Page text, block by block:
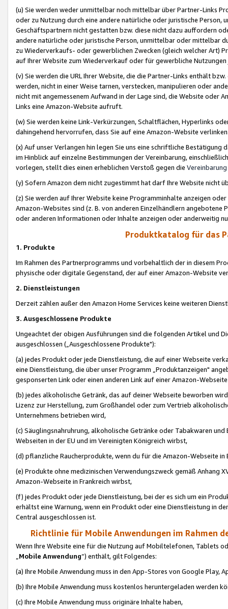
(u) Sie werden weder unmittelbar noch mittelbar über Partner-Links
oder zu Nutzung durch eine andere natürliche oder juristische
Geschäftspartnern nicht gestatten bzw. diese nicht dazu auffordern
andere natürliche oder juristische Person, unmittelbar oder mittelbar
zu Wiederverkaufs- oder gewerblichen Zwecken (gleich welcher Art)
auf Ihrer Website zum Wiederverkauf oder für gewerbliche
(v) Sie werden die URL Ihrer Website, die die Partner-Links enthält
werden, nicht in einer Weise tarnen, verstecken, manipulieren oder
nicht mit angemessenem Aufwand in der Lage sind, die Website oder
Links eine Amazon-Website aufruft.
(w) Sie werden keine Link-Verkürzungen, Schaltflächen, Hyperlinks
dahingehend hervorrufen, dass Sie auf eine Amazon-Website
(x) Auf unser Verlangen hin legen Sie uns eine schriftliche
im Hinblick auf einzelne Bestimmungen der Vereinbarung,
vorlegen, stellt dies einen erheblichen Verstoß gegen die Vereinbarung
(y) Sofern Amazon dem nicht zugestimmt hat darf Ihre Website nicht
(z) Sie werden auf Ihrer Website keine Programminhalte anzeigen
Amazon-Websites sind (z. B. von anderen Einzelhändlern
oder anderen Informationen oder Inhalte anzeigen oder anderweitig
Produktkatalog für das
1. Produkte
Im Rahmen des Partnerprogramms und vorbehaltlich der in diesem
physische oder digitale Gegenstand, der auf einer Amazon-Website
2. Dienstleistungen
Derzeit zählen außer den Amazon Home Services keine weiteren
3. Ausgeschlossene Produkte
Ungeachtet der obigen Ausführungen sind die folgenden Artikel und
ausgeschlossen („Ausgeschlossene Produkte"):
(a) jedes Produkt oder jede Dienstleistung, die auf einer Webseite
eine Dienstleistung, die über unser Programm „Produktanzeigen"
gesponserten Link oder einen anderen Link auf einer Amazon-
(b) jedes alkoholische Getränk, das auf deiner Webseite beworben
Lizenz zur Herstellung, zum Großhandel oder zum Vertrieb
Unternehmens betrieben wird,
(c) Säuglingsnahruhrung, alkoholische Getränke oder Tabakwaren
Webseiten in der EU und im Vereinigten Königreich wirbst,
(d) pflanzliche Raucherprodukte, wenn du für die Amazon-Webseite in
(e) Produkte ohne medizinischen Verwendungszweck gemäß Anhang
Amazon-Webseite in Frankreich wirbst,
(f) jedes Produkt oder jede Dienstleistung, bei der es sich um ein
erhältst eine Warnung, wenn ein Produkt oder eine Dienstleistung in
Central ausgeschlossen ist.
Richtlinie für Mobile Anwendungen im Rahmen
Wenn Ihre Website eine für die Nutzung auf Mobiltelefonen, Tablets
„Mobile Anwendung“) enthält, gilt Folgendes:
(a) Ihre Mobile Anwendung muss in den App-Stores von Google Play,
(b) Ihre Mobile Anwendung muss kostenlos heruntergeladen werden
(c) Ihre Mobile Anwendung muss originäre Inhalte haben,